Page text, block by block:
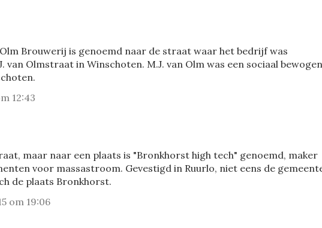
Brouwerij is genoemd naar de straat waar het bedrijf was
van Olmstraat in Winschoten. M.J. van Olm was een sociaal bewogen
12:43
maar naar een plaats is "Bronkhorst high tech" genoemd, maker
voor massastroom. Gevestigd in Ruurlo, niet eens de
de plaats Bronkhorst.
om 19:06